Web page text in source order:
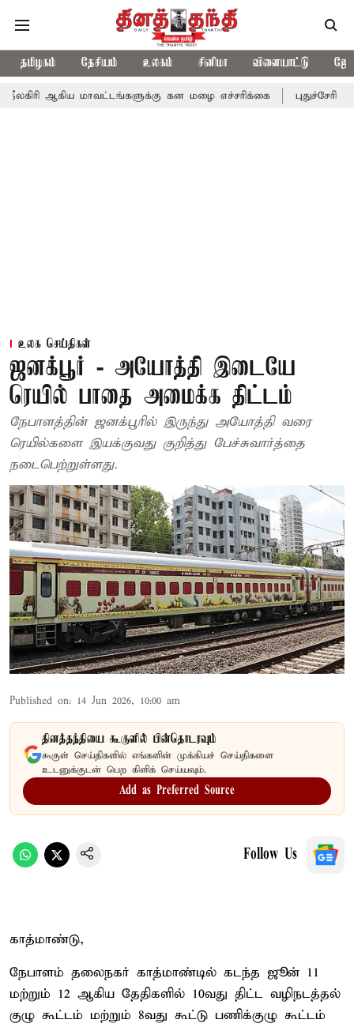
தமிழகம் தேசியம் உலகம் சினிமா விளையாட்டு
மாவட்டங்களுக்கு கன மழை எச்சரிக்கை புதுச்சேரி
உலக செய்திகள்
ஜனக்பூர் - அயோத்தி இடையே
ரெயில் பாதை அமைக்க திட்டம்
நேபாளத்தின் ஜனக்பூரில் இருந்து அயோத்தி வரை
ரெயில்களை இயக்குவது குறித்து பேச்சுவார்த்தை
நடைபெற்றுள்ளது.
Published on: 14 Jun 2026, 10:00 am
தினத்தந்தியை கூகுளில் பின்தொடரவும்
கூகுள் செய்திகளில் எங்களின் முக்கியச் செய்திகளை
உடனுக்குடன் பெற கிளிக் செய்யவும்.
Add as Preferred Source
Follow Us
காத்மாண்டு,
நேபாளம் தலைநகர் காத்மாண்டில் கடந்த ஜூன் 11
மற்றும் 12 ஆகிய தேதிகளில் 10வது திட்ட வழிநடத்தல்
குழு கூட்டம் மற்றும் 8வது கூட்டு பணிக்குழு கூட்டம்